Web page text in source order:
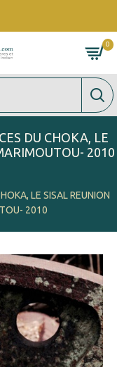
0
LE SISAL REUNION
2010
DU CHOKA, LE
2010